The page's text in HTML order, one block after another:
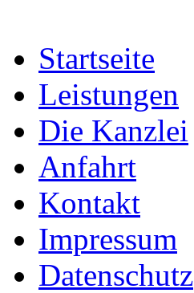
Startseite
Leistungen
Die Kanzlei
Anfahrt
Kontakt
Impressum
Datenschutz